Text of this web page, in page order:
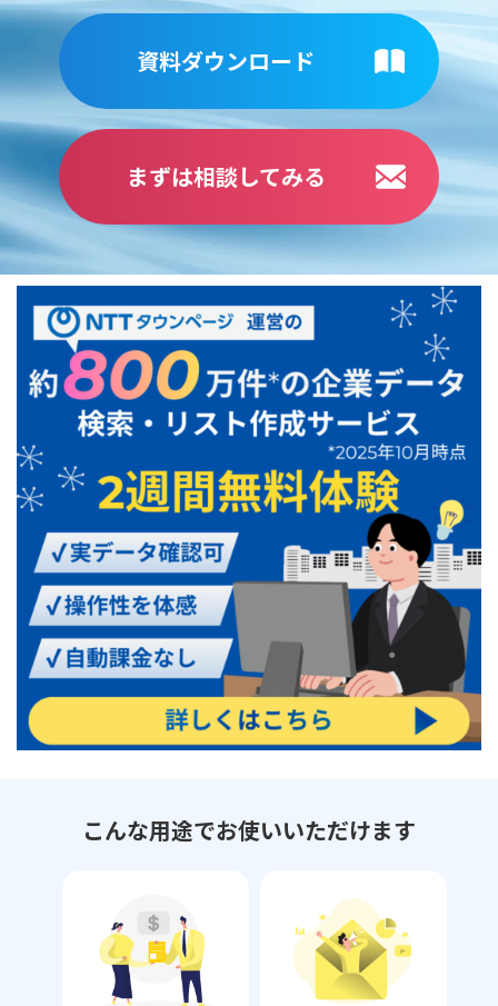
資料ダウンロード
まずは相談してみる
こんな用途でお使いいただけます